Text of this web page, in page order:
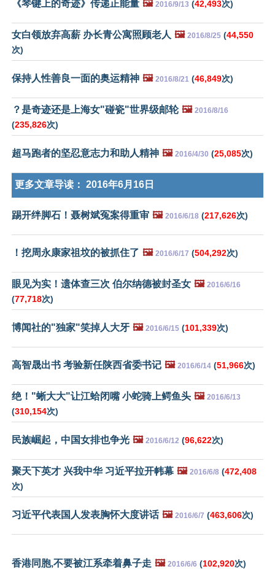
《琴键上的奇迹》传递正能量 🖼️ 2016/9/13 (42,493次)
女白领放弃高薪 办长青公寓照顾老人 🖼️ 2016/8/25 (44,550
次)
保持人性善良一面的奥运精神 🖼️ 2016/8/21 (46,849次)
？是奇迹还是上海女"碰瓷"世界级邮轮 🖼️ 2016/8/16
(235,826次)
超马跑者的坚忍意志力和助人精神 🖼️ 2016/4/30 (25,085次)
更多文章导读： 2016年6月16日
踢开绊脚石！聂树斌冤案得重审 🖼️ 2016/6/18 (217,626次)
！挖周永康家祖坟的被抓住了 🖼️ 2016/6/17 (504,292次)
眼见为实！遗体查三次 伯尔纳德被封圣女 🖼️ 2016/6/16
(77,718次)
博闻社的"独家"笑掉人大牙 🖼️ 2016/6/15 (101,339次)
高智晟出书 考验新任陕西省委书记 🖼️ 2016/6/14 (51,966次)
绝！"蜥大大"让江蛤闭嘴 小蛇骑上鳄鱼头 🖼️ 2016/6/13
(310,154次)
民族崛起，中国女排也争光 🖼️ 2016/6/12 (96,622次)
聚天下英才 兴我中华 习近平拉开帏幕 🖼️ 2016/6/8 (472,408
次)
习近平代表国人发表胸怀大度讲话 🖼️ 2016/6/7 (463,606次)
香港同胞,不要被江系牵着鼻子走 🖼️ 2016/6/6 (102,920次)